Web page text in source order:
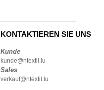
KONTAKTIEREN SIE UNS
Kunde
kunde@ntextil.lu
Sales
verkauf@ntextil.lu